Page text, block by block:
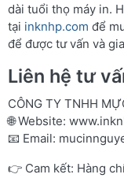
dài tuổi thọ máy in.
tại inknhp.com để
để được tư vấn và
Liên hệ tư
CÔNG TY TNHH
🌐 Website:
📧 Email:
👉 Cam kết: Hàng